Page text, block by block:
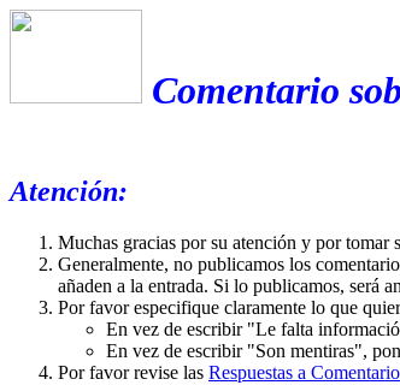
Comentario
Atención:
Muchas gracias por su atención y por tomar
Generalmente, no publicamos los
añaden a la entrada. Si lo publicamos, será
Por favor especifique claramente lo que
En vez de escribir "Le falta
En vez de escribir "Son mentiras",
Por favor revise las Respuestas a